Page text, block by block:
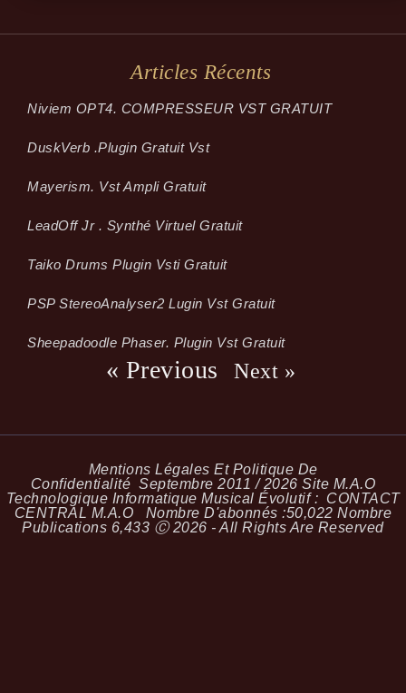
Articles Récents
Niviem OPT4. COMPRESSEUR VST GRATUIT
Dusk­Verb .plugin Gratuit Vst
Mayerism. Vst Ampli Gratuit
LeadOff Jr . Synthé Virtuel Gratuit
Taiko Drums Plugin Vsti Gratuit
PSP StereoAnalyser2 Lugin Vst Gratuit
Sheepadoodle Phaser. Plugin Vst Gratuit
« Previous Next »
Mentions Légales Et Politique De
Confidentialité Septembre 2011 / 2026 Site M.A.O
Technologique Informatique Musical Évolutif : CONTACT
CENTRAL M.A.O Nombre D'abonnés :50,022 Nombre
Publications 6,433 Ⓒ 2026 - All Rights Are Reserved